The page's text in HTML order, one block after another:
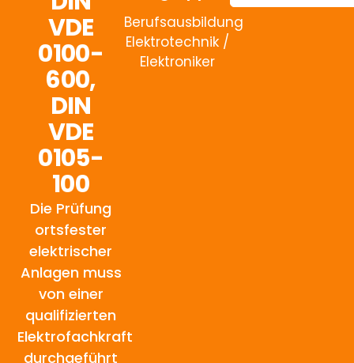
VDE
0100-
600,
DIN
VDE
0105-
100
Die Prüfung
ortsfester
elektrischer
Anlagen muss
von einer
qualifizierten
Elektrofachkraft
durchgeführt
Berufsausbildung
Elektrotechnik /
Elektroniker